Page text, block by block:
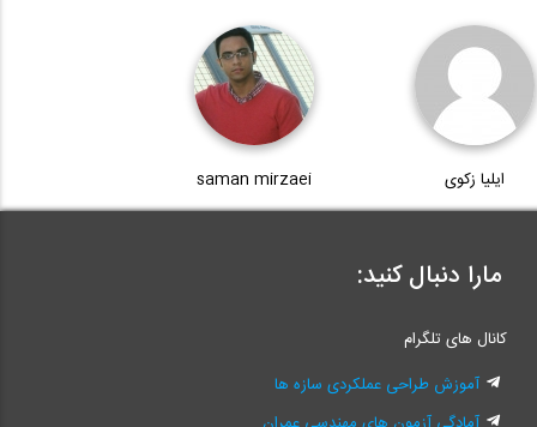
ایلیا زکوی saman mirzaei
مارا دنبال کنید:
کانال های تلگرام
آموزش طراحی عملکردی سازه ها